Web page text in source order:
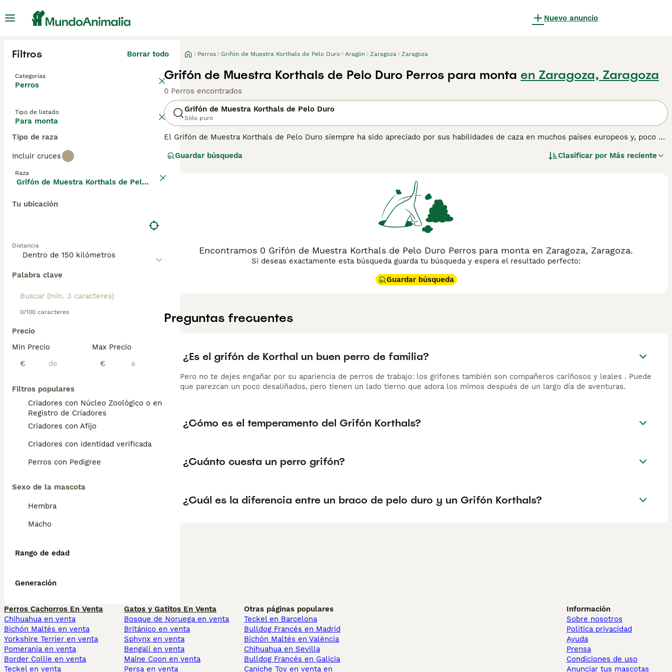
Nuevo anuncio
Filtros Borrar todo
Categorías
Perros
Tipo de listado
Para monta
Tipo de raza
Incluir cruces
Raza
Grifón de Muestra Korthals de Pelo Duro
Tu ubicación
Distancia
Palabra clave
0/100 caracteres
Precio
Min Precio
€
Max Precio
€
Filtros populares
Criadores con Núcleo Zoológico o en el
Registro de Criadores
Criadores con Afijo
Criadores con identidad verificada
Perros con Pedigree
Sexo de la mascota
Hembra
Macho
Rango de edad
Generación
Perros Grifón de Muestra Korthals de Pelo Duro Aragón Zaragoza Zaragoza
Grifón de Muestra Korthals de Pelo Duro Perros para monta en Zaragoza, Zaragoza
0 Perros encontrados
Grifón de Muestra Korthals de Pelo Duro
Sólo puro
El Grifón de Muestra Korthals de Pelo Duro siempre ha sido apreciado por sus habilidades de caza en muchos países europeos y, poco a
perro.
Guardar búsqueda Clasificar por Más reciente
Encontramos 0 Grifón de Muestra Korthals de Pelo Duro Perros para monta en Zaragoza, Zaragoza.
Si deseas exactamente esta búsqueda guarda tu búsqueda y espera el resultado perfecto:
Guardar búsqueda
Preguntas frecuentes
¿Es el grifón de Korthal un buen perro de familia?
Pero no te dejes engañar por su apariencia de perros de trabajo: los grifones también son compañeros cariñosos y leales . Puede
que parezcan un poco desaliñados, pero tienen un lado tierno que adora los mimos después de un largo día de aventuras.
¿Cómo es el temperamento del Grifón Korthals?
¿Cuánto cuesta un perro grifón?
¿Cuál es la diferencia entre un braco de pelo duro y un Grifón Korthals?
Perros Cachorros En Venta
Chihuahua en venta
Bichón Maltés en venta
Yorkshire Terrier en venta
Pomerania en venta
Border Collie en venta
Teckel en venta
Gatos y Gatitos En Venta
Bosque de Noruega en venta
Británico en venta
Sphynx en venta
Bengalí en venta
Maine Coon en venta
Persa en venta
Otras páginas populares
Teckel en Barcelona
Bulldog Francés en Madrid
Bichón Maltés en València
Chihuahua en Sevilla
Bulldog Francés en Galicia
Caniche Toy en venta en
Información
Sobre nosotros
Politica privacidad
Ayuda
Prensa
Condiciones de uso
Anunciar tus mascotas